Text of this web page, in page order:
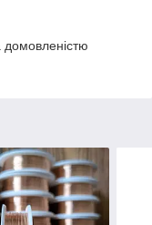
домовленістю